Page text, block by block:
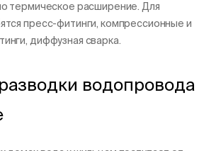
термическое расширение. Для
пресс-фитинги, компрессионные и
диффузная сварка.
водопровода